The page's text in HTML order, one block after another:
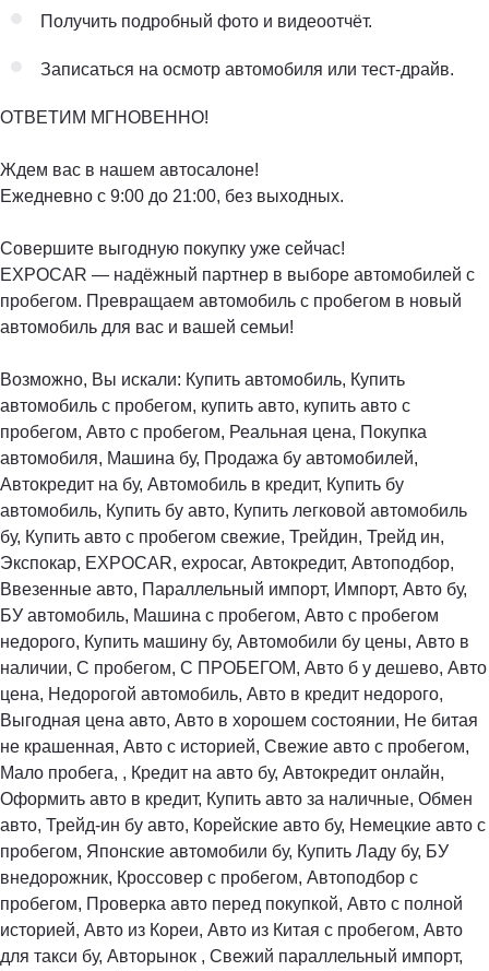
Получить подробный фото и видеоотчёт.
Записаться на осмотр автомобиля или тест-драйв.
ОТВЕТИМ МГНОВЕННО!
Ждем вас в нашем автосалоне!
Ежедневно с 9:00 до 21:00, без выходных.
Совершите выгодную покупку уже сейчас!
EXPOCAR — надёжный партнер в выборе автомобилей с
пробегом. Превращаем автомобиль с пробегом в новый
автомобиль для вас и вашей семьи!
Возможно, Вы искали: Купить автомобиль, Купить
автомобиль с пробегом, купить авто, купить авто с
пробегом, Авто с пробегом, Реальная цена, Покупка
автомобиля, Машина бу, Продажа бу автомобилей,
Автокредит на бу, Автомобиль в кредит, Купить бу
автомобиль, Купить бу авто, Купить легковой автомобиль
бу, Купить авто с пробегом свежие, Трейдин, Трейд ин,
Экспокар, EXPOCAR, expocar, Автокредит, Автоподбор,
Ввезенные авто, Параллельный импорт, Импорт, Авто бу,
БУ автомобиль, Машина с пробегом, Авто с пробегом
недорого, Купить машину бу, Автомобили бу цены, Авто в
наличии, С пробегом, С ПРОБЕГОМ, Авто б у дешево, Авто
цена, Недорогой автомобиль, Авто в кредит недорого,
Выгодная цена авто, Авто в хорошем состоянии, Не битая
не крашенная, Авто с историей, Свежие авто с пробегом,
Мало пробега, , Кредит на авто бу, Автокредит онлайн,
Оформить авто в кредит, Купить авто за наличные, Обмен
авто, Трейд-ин бу авто, Корейские авто бу, Немецкие авто с
пробегом, Японские автомобили бу, Купить Ладу бу, БУ
внедорожник, Кроссовер с пробегом, Автоподбор с
пробегом, Проверка авто перед покупкой, Авто с полной
историей, Авто из Кореи, Авто из Китая с пробегом, Авто
для такси бу, Авторынок , Свежий параллельный импорт,